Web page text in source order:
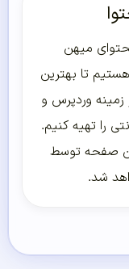
میهن
تا بهترین
زمینه وردپرس و
را تهیه کنیم.
صفحه توسط
شد.